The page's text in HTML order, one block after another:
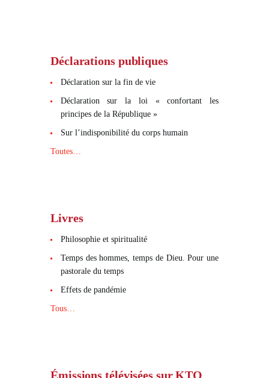
Déclarations publiques
Déclaration sur la fin de vie
Déclaration sur la loi « confortant les
principes de la République »
Sur l’indisponibilité du corps humain
Toutes…
Livres
Philosophie et spiritualité
Temps des hommes, temps de Dieu. Pour une
pastorale du temps
Effets de pandémie
Tous…
Émissions télévisées sur KTO